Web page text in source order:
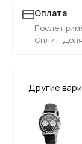
Оплата
После
Сплит,
Другие